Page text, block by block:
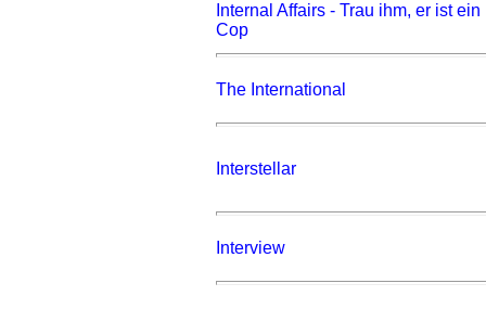
Internal Affairs - Trau ihm, er ist ein
Cop
The International
Interstellar
Interview